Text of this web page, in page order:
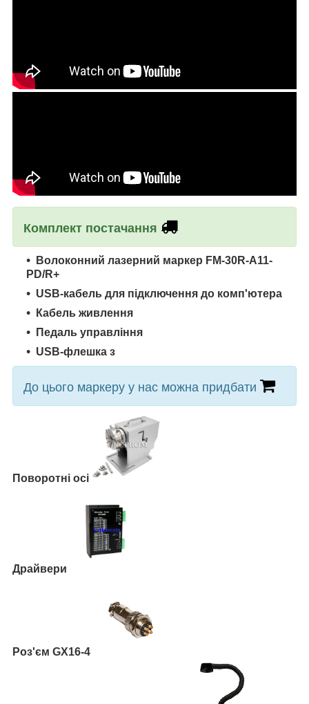
Комплект постачання
Волоконний лазерний маркер FM-30R-A11-
PD/R+
USB-кабель для підключення до комп'ютера
Кабель живлення
Педаль управління
USB-флешка з
До цього маркеру у нас можна придбати
Поворотні осі
Драйвери
Роз'єм GX16-4